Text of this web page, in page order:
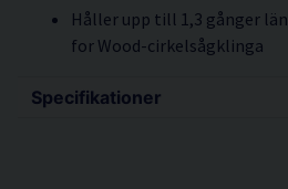
Håller upp till 1,3 gånger
for Wood-cirkelsågklinga
Specifikationer